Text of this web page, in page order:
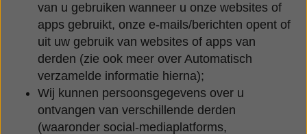
van u gebruiken wanneer u onze websites of
apps gebruikt, onze e-mails/berichten opent of
uit uw gebruik van websites of apps van
derden (zie ook meer over Automatisch
verzamelde informatie hierna);
Wij kunnen persoonsgegevens over u
ontvangen van verschillende derden
(waaronder social-mediaplatforms,